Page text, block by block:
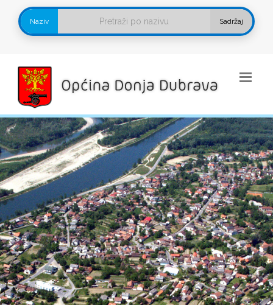
Naziv Sadržaj